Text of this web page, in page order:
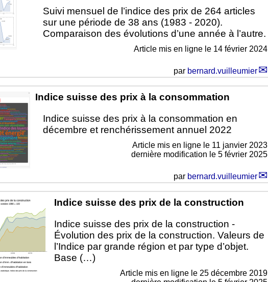
Suivi mensuel de l’indice des prix de 264 articles
sur une période de 38 ans (1983 - 2020).
Comparaison des évolutions d’une année à l’autre.
Article mis en ligne le 14 février 2024
par bernard.vuilleumier
Indice suisse des prix à la consommation
Indice suisse des prix à la consommation en
décembre et renchérissement annuel 2022
Article mis en ligne le 11 janvier 2023
dernière modification le 5 février 2025
par bernard.vuilleumier
Indice suisse des prix de la construction
Indice suisse des prix de la construction -
Évolution des prix de la construction. Valeurs de
l’Indice par grande région et par type d’objet.
Base (…)
Article mis en ligne le25 décembre 2019